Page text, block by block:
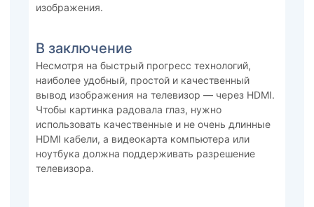
изображения.
В заключение
Несмотря на быстрый прогресс технологий,
наиболее удобный, простой и качественный
вывод изображения на телевизор — через HDMI.
Чтобы картинка радовала глаз, нужно
использовать качественные и не очень длинные
HDMI кабели, а видеокарта компьютера или
ноутбука должна поддерживать разрешение
телевизора.